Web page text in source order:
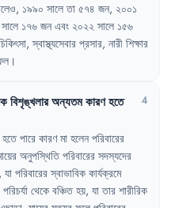
, ১৯৯০ সালে তা ৫৭৪ জন, ২০০১
সালে ১৭৬ জন এবং ২০২২ সালে ১৫৬
, স্বাস্থ্যসেবার প্রসার, নারী শিক্ষার
।
বিশৃঙ্খলারঅন্যতমকারণহতে
4
হতে পারে কারণ মা হলেন পরিবারের
অনুপস্থিতি পরিবারের সদস্যদের
, যা পরিবারের স্বাভাবিক কার্যক্রমে
পরিচর্যা থেকে বঞ্চিত হয়, যা তার শারীরিক